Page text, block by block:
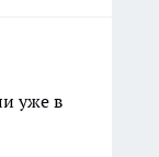
уже в